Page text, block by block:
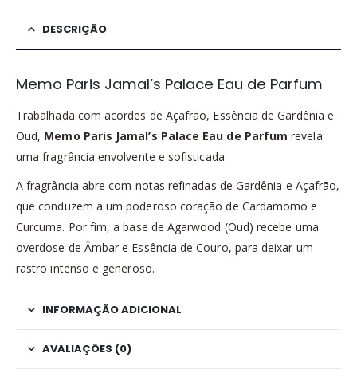
DESCRIÇÃO
Memo Paris Jamal’s Palace Eau de Parfum
Trabalhada com acordes de Açafrão, Essência de Gardênia e
Oud, Memo Paris Jamal’s Palace Eau de Parfum revela
uma fragrância envolvente e sofisticada.
A fragrância abre com notas refinadas de Gardênia e Açafrão,
que conduzem a um poderoso coração de Cardamomo e
Curcuma. Por fim, a base de Agarwood (Oud) recebe uma
overdose de Âmbar e Essência de Couro, para deixar um
rastro intenso e generoso.
INFORMAÇÃO ADICIONAL
AVALIAÇÕES (0)